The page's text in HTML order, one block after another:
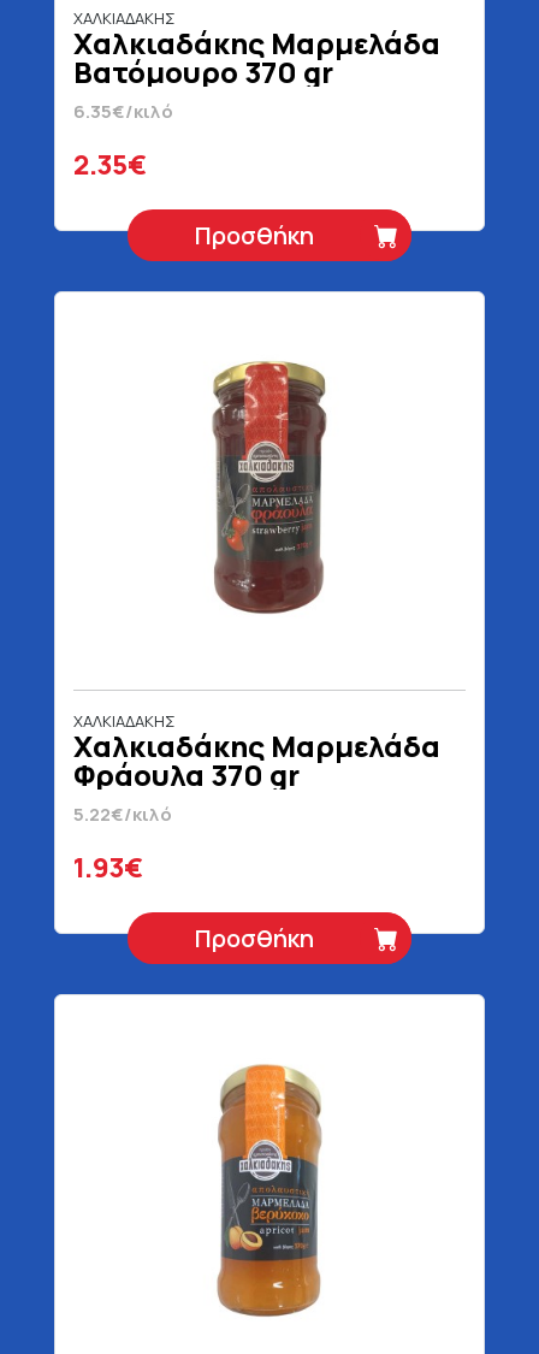
ΧΑΛΚΙΑΔΑΚΗΣ
Χαλκιαδάκης Μαρμελάδα
Βατόμουρο 370 gr
6.35€/κιλό
2.35€
Προσθήκη
ΧΑΛΚΙΑΔΑΚΗΣ
Χαλκιαδάκης Μαρμελάδα
Φράουλα 370 gr
5.22€/κιλό
1.93€
Προσθήκη